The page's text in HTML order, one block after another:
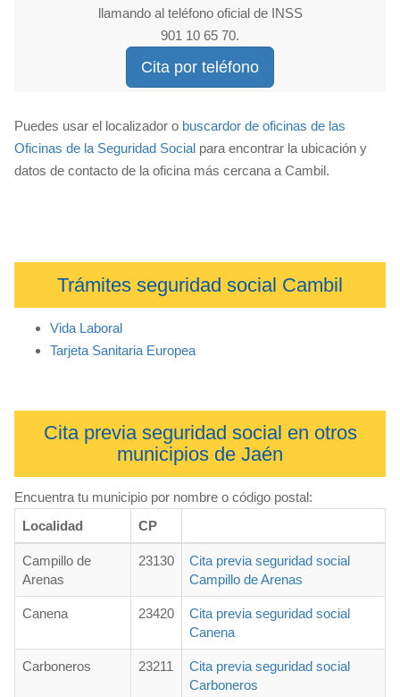
llamando al teléfono oficial de INSS
901 10 65 70.
Cita por teléfono
Puedes usar el localizador o buscardor de oficinas de las
Oficinas de la Seguridad Social para encontrar la ubicación y
datos de contacto de la oficina más cercana a Cambil.
Trámites seguridad social Cambil
Vida Laboral
Tarjeta Sanitaria Europea
Cita previa seguridad social en otros
municipios de Jaén
Encuentra tu municipio por nombre o código postal:
Localidad
CP
Campillo de
Arenas
23130
Cita previa seguridad social
Campillo de Arenas
Canena 23420
Cita previa seguridad social
Canena
Carboneros 23211
Cita previa seguridad social
Carboneros